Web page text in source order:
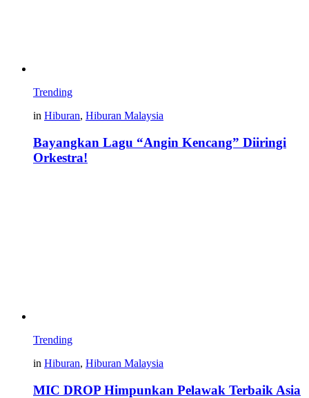
Trending
in Hiburan, Hiburan Malaysia
Bayangkan Lagu “Angin Kencang” Diiringi
Orkestra!
Trending
in Hiburan, Hiburan Malaysia
MIC DROP Himpunkan Pelawak Terbaik Asia